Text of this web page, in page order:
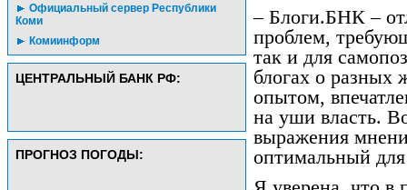
Официальный сервер Республики
Коми
Комиинформ
ЦЕНТРАЛЬНЫЙ БАНК РФ:
ПРОГНОЗ ПОГОДЫ:
– Блоги.БНК –
проблем,
так и для
блогах о разных
опытом,
на уши власть.
выражения
оптимальный для